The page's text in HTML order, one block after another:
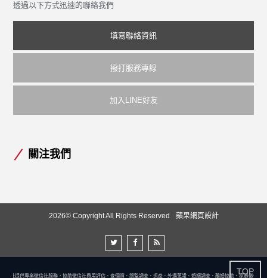
TOP
透過以下方式迅速的聯絡我們
填寫聯絡資訊
撥打服務專線
加入LINE好友
關注我們
2026© Copyright All Rights Reserved 蘋果網頁設計
信社提供專業徵信社服務，協助徵信社費用評估、查個資、跟監調查、抓姦、外遇蒐證、婚姻調查、離婚協助、家暴徵信